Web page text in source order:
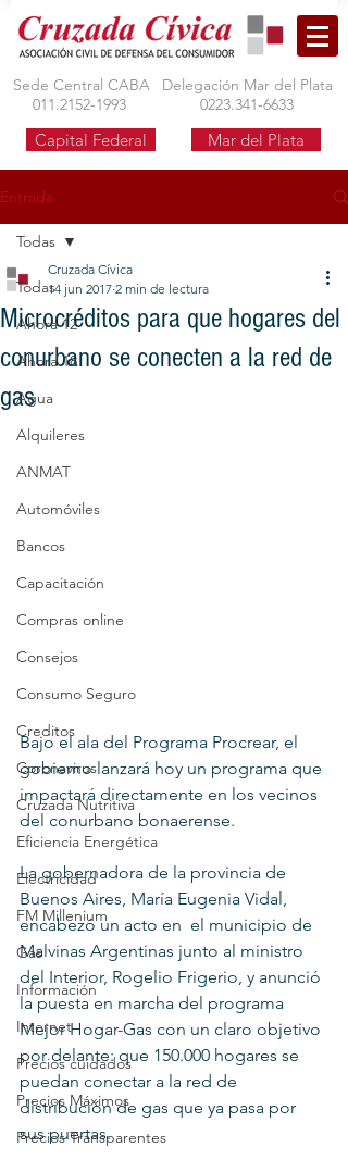
Sede Central CABA
011.2152-1993
Delegación Mar del Plata
0223.341-6633
Capital Federal Mar del Plata
Entrada
Todas
Ahora 12
Ahora 18
Agua
Alquileres
ANMAT
Automóviles
Bancos
Capacitación
Compras online
Consejos
Consumo Seguro
Creditos
Coronavirus
Cruzada Nutritiva
Eficiencia Energética
Electricidad
FM Millenium
Gas
Información
Internet
Precios cuidados
Precios Máximos
Precios Transparentes
Todas
Microcréditos para que hogares del
conurbano se conecten a la red de
gas
Cruzada Cívica
14 jun 2017 2 min de lectura
Bajo el ala del Programa Procrear, el
gobierno lanzará hoy un programa que
impactará directamente en los vecinos
del conurbano bonaerense.
La gobernadora de la provincia de
Buenos Aires, María Eugenia Vidal,
encabezó un acto en  el municipio de
Malvinas Argentinas junto al ministro
del Interior, Rogelio Frigerio, y anunció
la puesta en marcha del programa
Mejor Hogar-Gas con un claro objetivo
por delante: que 150.000 hogares se
puedan conectar a la red de
distribución de gas que ya pasa por
sus puertas.